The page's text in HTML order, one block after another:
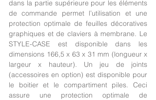
dans la partie supérieure pour les éléments
de commande permet l’utilisation et une
protection optimale de feuilles décoratives
graphiques et de claviers à membrane. Le
STYLE-CASE est disponible dans les
dimensions 166,5 x 63 x 31 mm (longueur x
largeur x hauteur). Un jeu de joints
(accessoires en option) est disponible pour
le boitier et le compartiment piles. Ceci
assure une protection optimale de